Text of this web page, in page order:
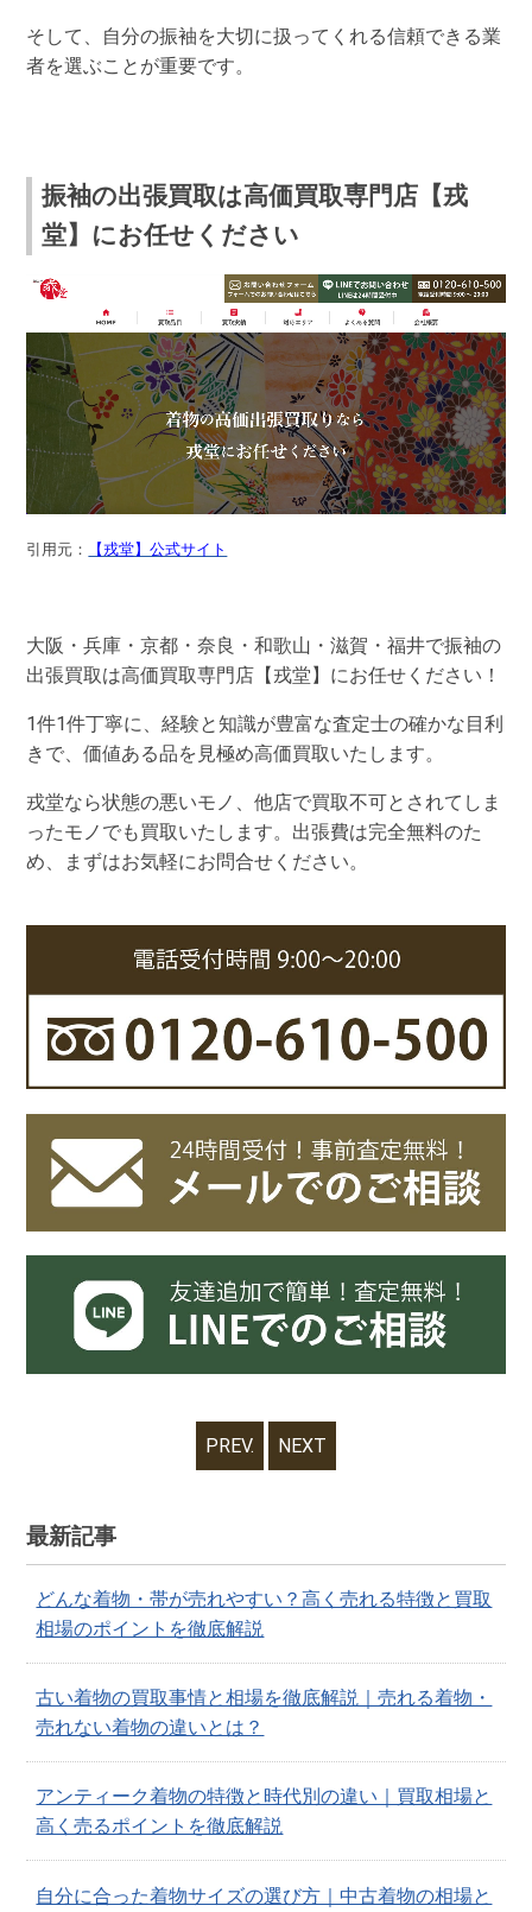
そして、自分の振袖を大切に扱ってくれる信頼できる業
者を選ぶことが重要です。
振袖の出張買取は高価買取専門店【戎
堂】にお任せください
引用元： 【戎堂】公式サイト
大阪・兵庫・京都・奈良・和歌山・滋賀・福井で振袖の
出張買取は高価買取専門店【戎堂】にお任せください！
1件1件丁寧に、経験と知識が豊富な査定士の確かな目利
きで、価値ある品を見極め高価買取いたします。
戎堂なら状態の悪いモノ、他店で買取不可とされてしま
ったモノでも買取いたします。出張費は完全無料のた
め、まずはお気軽にお問合せください。
PREV. NEXT
最新記事
どんな着物・帯が売れやすい？高く売れる特徴と買取
相場のポイントを徹底解説
古い着物の買取事情と相場を徹底解説｜売れる着物・
売れない着物の違いとは？
アンティーク着物の特徴と時代別の違い｜買取相場と
高く売るポイントを徹底解説
自分に合った着物サイズの選び方｜中古着物の相場と